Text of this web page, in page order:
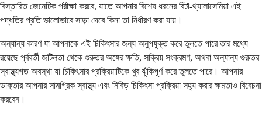
বিস্তারিত জেনেটিক পরীক্ষা করবে, যাতে আপনার বিশেষ ধরনের বিটা-থ্যালাসেমিয়া এই
পদ্ধতির প্রতি ভালোভাবে সাড়া দেবে কিনা তা নির্ধারণ করা যায়।
অন্যান্য কারণ যা আপনাকে এই চিকিৎসার জন্য অনুপযুক্ত করে তুলতে পারে তার মধ্যে
রয়েছে পূর্ববর্তী জটিলতা থেকে গুরুতর অঙ্গের ক্ষতি, সক্রিয় সংক্রমণ, অথবা অন্যান্য গুরুতর
স্বাস্থ্যগত অবস্থা যা চিকিৎসার প্রক্রিয়াটিকে খুব ঝুঁকিপূর্ণ করে তুলতে পারে। আপনার
ডাক্তার আপনার সামগ্রিক স্বাস্থ্য এবং নিবিড় চিকিৎসা প্রক্রিয়া সহ্য করার ক্ষমতাও বিবেচনা
করবেন।